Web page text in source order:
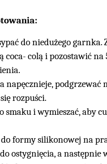
do niedużego garnka.
coca- colą i pozostawić na
napęcznieje, podgrzewać
rozpuści.
smaku i wymieszać, aby
do formy silikonowej na
ostygnięcia, a następnie